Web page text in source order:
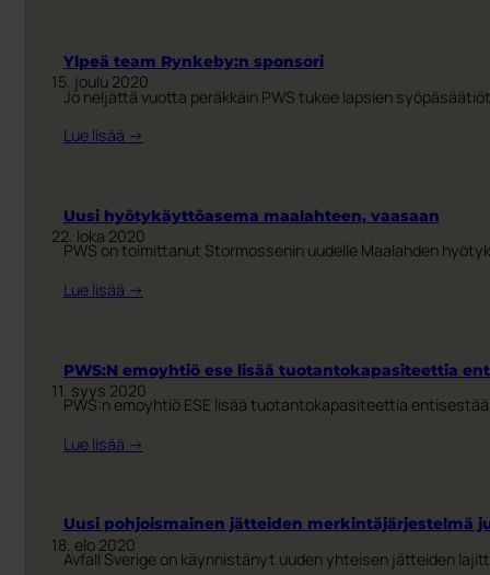
kertoo
sinulle
jos
kaipaa
15. joulu 2020
Ylpeä team Rynkeby:n sponsori
Jo neljättä vuotta peräkkäin PWS tukee lapsien
Lue lisää →
Rynkeby:n
sponsori
22. loka 2020
Uusi hyötykäyttöasema maalahteen, vaasaan
PWS on toimittanut Stormossenin uudelle Maalahden
Lue lisää →
maalahteen,
vaasaan
11. syys 2020
PWS:N emoyhtiö ese lisää tuotantokapasiteettia
PWS:n emoyhtiö ESE lisää tuotantokapasiteettia
Lue lisää →
ese
tuotantokapasiteettia
18. elo 2020
Uusi pohjoismainen jätteiden merkintäjärjestelmä
Avfall Sverige on käynnistänyt uuden yhteisen jätteiden